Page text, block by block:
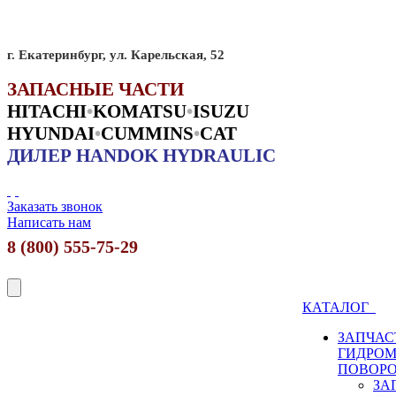
г. Екатеринбург, ул. Карельская, 52
ЗАПАСНЫЕ ЧАСТИ
HITACHI•KOMATSU•ISUZU
HYUNDAI•CUMMINS•CAT
ДИЛЕР HANDOK HYDRAULIC
Заказать звонок
Написать нам
8 (800) 555-75-29
КАТАЛОГ